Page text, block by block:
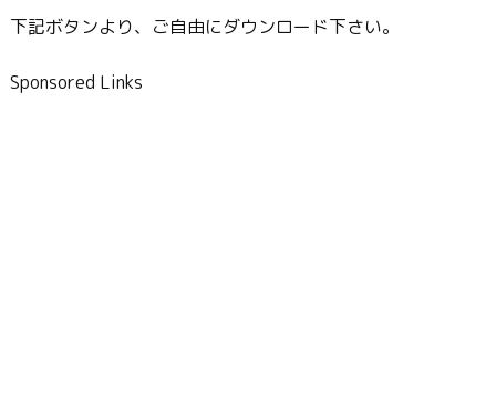
下記ボタンより、ご自由にダウンロード下さい。
Sponsored Links